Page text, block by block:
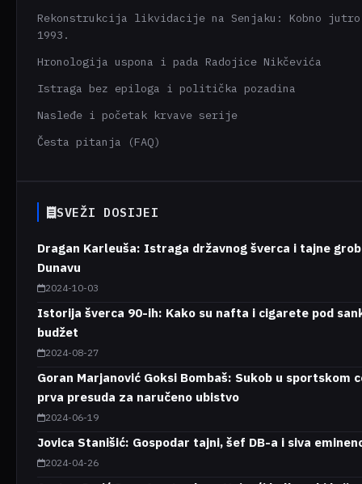
Rekonstrukcija likvidacije na Senjaku: Kobno
1993.
Hronologija uspona i pada Radojice Nikčevića
Istraga bez epiloga i politička pozadina
Nasleđe i početak krvave serije
Česta pitanja (FAQ)
SVEŽI DOSIJEI
Dragan Karleuša: Istraga državnog šverca i tajne
Dunavu
2024-10-03
Istorija šverca 90-ih: Kako su nafta i cigarete pod
budžet
2024-08-27
Goran Marjanović Goksi Bombaš: Sukob u sportskom
prva presuda za naručeno ubistvo
2024-06-19
Jovica Stanišić: Gospodar tajni, šef DB-a i siva
2024-04-26